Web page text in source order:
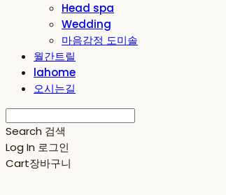
Head spa
Wedding
마음감정 도미솔
월간트릴
lahome
오시는길
Search 검색
Log In 로그인
Cart장바구니